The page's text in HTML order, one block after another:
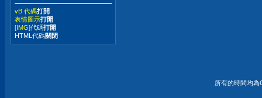
vB 代碼打開
表情圖示打開
[IMG]代碼打開
HTML代碼關閉
所有的時間均為